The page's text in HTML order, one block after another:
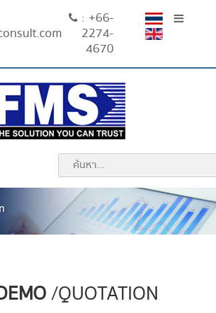
: +66-
2274-
4670
/QUOTATION